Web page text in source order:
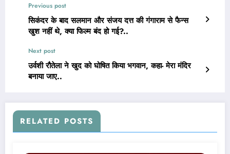
Previous post
सिकंदर के बाद सलमान और संजय दत्त की गंगाराम से फैन्स
खुश नहीं थे, क्या फिल्म बंद हो गई?..
Next post
उर्वशी रौतेला ने खुद को घोषित किया भगवान, कहा- मेरा मंदिर
बनाया जाए..
RELATED POSTS